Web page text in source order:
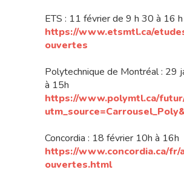
ETS : 11 février de 9 h 30 à 16 h
https://www.etsmtl.ca/
ouvertes
Polytechnique de Montréal : 29
à 15h
https://www.polymtl.ca/
Concordia : 18 février 10h à 16h
https://www.concordia.ca/fr/
ouvertes.html